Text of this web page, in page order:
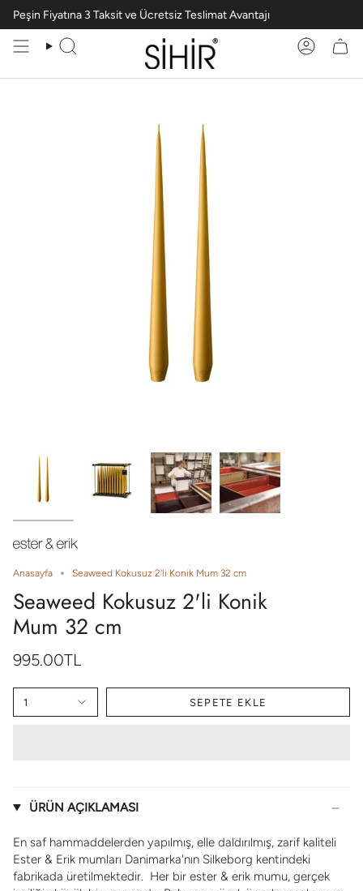
Peşin Fiyatına 3 Taksit ve Ücretsiz Teslimat Avantajı
Ara Hesabım
Anasayfa Seaweed Kokusuz 2'li Konik Mum 32 cm
Seaweed Kokusuz 2'li Konik
Mum 32 cm
995.00TL
1 SEPETE EKLE
ÜRÜN AÇIKLAMASI
En saf hammaddelerden yapılmış, elle daldırılmış, zarif kaliteli
Ester & Erik mumları Danimarka'nın Silkeborg kentindeki
fabrikada üretilmektedir. Her bir ester & erik mumu, gerçek